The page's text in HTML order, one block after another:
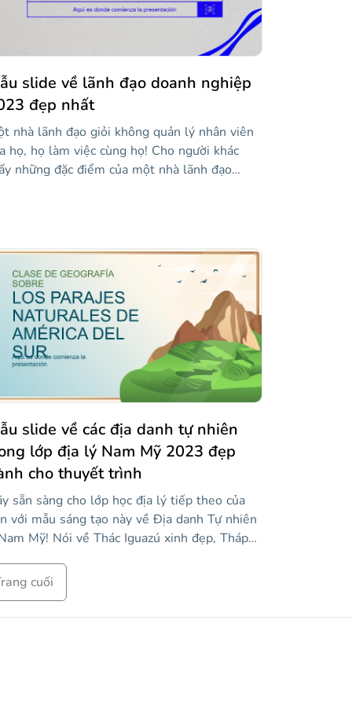
slide về lãnh đạo doanh nghiệp
đẹp nhất
nhà lãnh đạo giỏi không quản lý nhân viên
họ, họ làm việc cùng họ! Cho người khác
những đặc điểm của một nhà lãnh đạo
kế hoàn hảo cho bạn. Những slide có thể
sửa này có thiết kế sáng tạo màu xanh
và xám sẽ thu hút ánh nhìn của khán giả và
lại cái nhìn hiện đại cho bài phát biểu của
slide về các địa danh tự nhiên
lớp địa lý Nam Mỹ 2023 đẹp
cho thuyết trình
sẵn sàng cho lớp học địa lý tiếp theo của
với mẫu sáng tạo này về Địa danh Tự nhiên
Mỹ! Nói về Thác Iguazú xinh đẹp, Tháp
đây, bạn có thể dạy học sinh của mình về
kỳ quan thiên nhiên này rất dễ dàng với
trang trình bày gradient này. Chọn các địa
cuối